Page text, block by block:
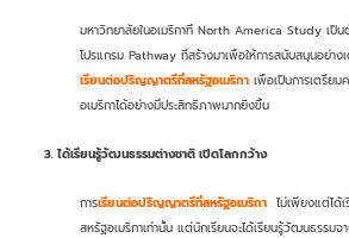
มหาวิทยาลัยในอเมริกาที่ North America Study เป็
โปรแกรม Pathway ที่สร้างมาเพื่อให้การสนับสนุนอย่าง
เรียนต่อปริญญาตรีที่สหรัฐอเมริกา เพื่อเป็นการเตรียม
อเมริกาได้อย่างมีประสิทธิภาพมากยิ่งขึ้น
3. ได้เรียนรู้วัฒนธรรมต่างชาติ เปิดโลกกว้าง
การเรียนต่อปริญญาตรีที่สหรัฐอเมริกา ไม่เพียงแต่ได้
สหรัฐอเมริกาเท่านั้น แต่นักเรียนจะได้เรียนรู้วัฒนธรรมจ